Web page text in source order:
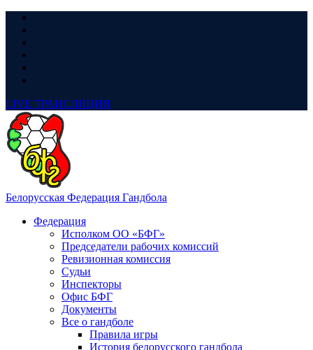
LIVE ТРАНСЛЯЦИЯ
Белорусская Федерация Гандбола
Федерация
Исполком ОО «БФГ»
Председатели рабочих комиссий
Ревизионная комиссия
Судьи
Инспекторы
Офис БФГ
Документы
Все о гандболе
Правила игры
История белорусского гандбола